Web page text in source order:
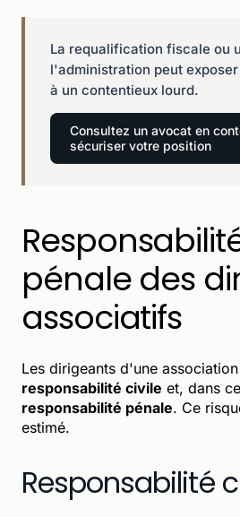
La requalification fiscale ou
l'administration peut
à un contentieux lourd.
Consultez un avocat en
sécuriser votre position
pénale des
associatifs
Les dirigeants d'une
responsabilité civile et, dans
responsabilité pénale. Ce
estimé.
Responsabilité